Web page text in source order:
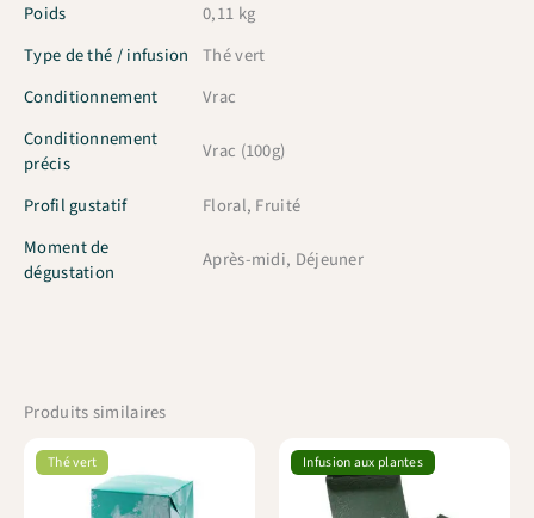
Poids
0,11 kg
Type de thé / infusion
Thé vert
Conditionnement
Vrac
Conditionnement
précis
Vrac (100g)
Profil gustatif
Floral, Fruité
Moment de
dégustation
Après-midi, Déjeuner
Produits similaires
Thé vert Infusion aux plantes